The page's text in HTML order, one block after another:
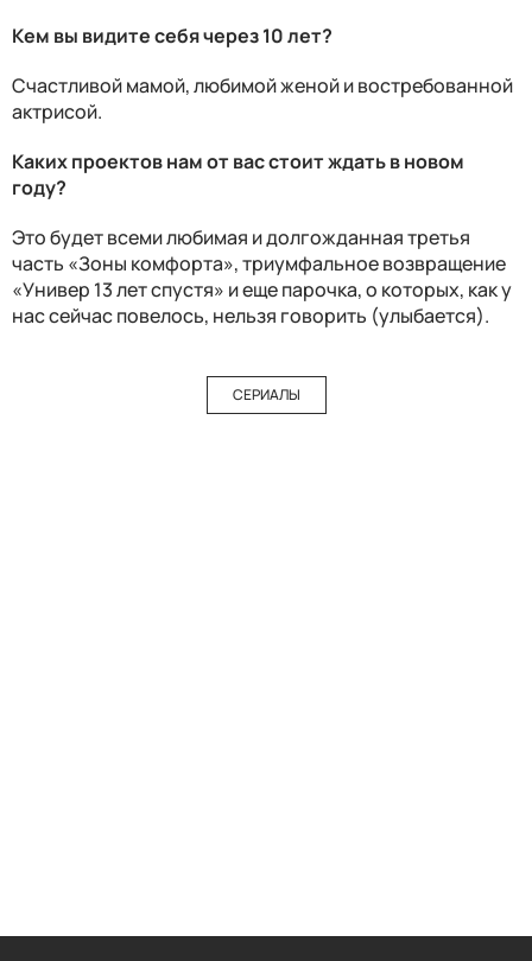
Кем вы видите себя через 10 лет?
Счастливой мамой, любимой женой и востребованной
актрисой.
Каких проектов нам от вас стоит ждать в новом
году?
Это будет всеми любимая и долгожданная третья
часть «Зоны комфорта», триумфальное возвращение
«Универ 13 лет спустя» и еще парочка, о которых, как у
нас сейчас повелось, нельзя говорить (улыбается).
СЕРИАЛЫ